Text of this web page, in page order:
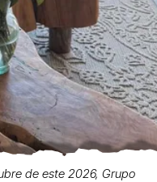
de este 2026, Grupo